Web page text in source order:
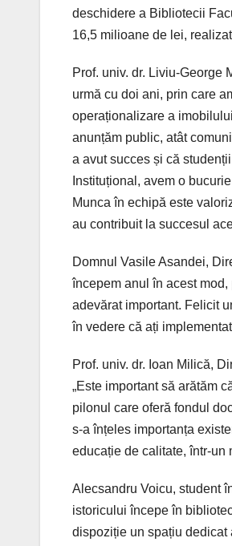
deschidere a Bibliotecii
16,5 milioane de lei,
Prof. univ. dr. Liviu-George
urmă cu doi ani, prin care
operaționalizare a
anunțăm public, atât
a avut succes și că
Instituțional, avem o
Munca în echipă este
au contribuit la succesul
Domnul Vasile Asandei,
începem anul în acest
adevărat important. Felicit
în vedere că ați
Prof. univ. dr. Ioan Milică,
„Este important să arătăm
pilonul care oferă fondul
s-a înțeles importanța
educație de calitate, într-un
Alecsandru Voicu, student
istoricului începe în
dispoziție un spațiu dedicat